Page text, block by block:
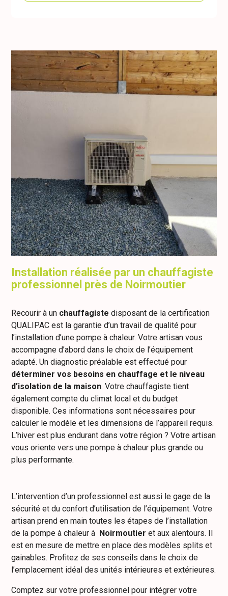
Installation réalisée par un chauffagiste
professionnel près de Noirmoutier
Recourir à un chauffagiste disposant de la certification
QUALIPAC est la garantie d’un travail de qualité pour
l’installation d’une pompe à chaleur. Votre artisan vous
accompagne d’abord dans le choix de l’équipement
adapté. Un diagnostic préalable est effectué pour
déterminer vos besoins en chauffage et le niveau
d’isolation de la maison. Votre chauffagiste tient
également compte du climat local et du budget
disponible. Ces informations sont nécessaires pour
calculer le modèle et les dimensions de l’appareil requis.
L’hiver est plus endurant dans votre région ? Votre artisan
vous oriente vers une pompe à chaleur plus grande ou
plus performante.
L’intervention d’un professionnel est aussi le gage de la
sécurité et du confort d’utilisation de l’équipement. Votre
artisan prend en main toutes les étapes de l’installation
de la pompe à chaleur à Noirmoutier et aux alentours. Il
est en mesure de mettre en place des modèles splits et
gainables. Profitez de ses conseils dans le choix de
l’emplacement idéal des unités intérieures et extérieures.
Comptez sur votre professionnel pour intégrer votre